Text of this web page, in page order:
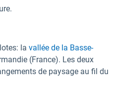
la vallée de la Basse-
(France). Les deux
de paysage au fil du